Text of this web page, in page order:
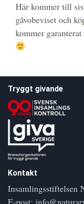
Här kommer till
gåvobeviset och
kommer
Tryggt givande
Kontakt
Insamlingsstiftelsen